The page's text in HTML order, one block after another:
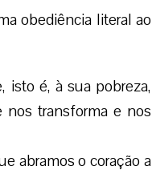
obediência literal ao
isto é, à sua pobreza,
nos transforma e nos
abramos o coração a